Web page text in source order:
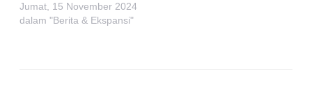
Jumat, 15 November 2024
dalam "Berita & Ekspansi"